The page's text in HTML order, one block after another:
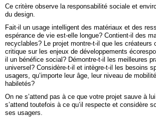
Ce critère observe la responsabilité sociale et
du design.
Fait-il un usage intelligent des matériaux et des
espérance de vie est-elle longue? Contient-il des
recyclables? Le projet montre-t-il que les créateurs
critique sur les enjeux de développements
il un bénéfice social? Démontre-t-il les meilleures
universel? Considère-t-il et intègre-t-il les besoins
usagers, qu’importe leur âge, leur niveau de
habiletés?
On ne s’attend pas à ce que votre projet sauve à
s’attend toutefois à ce qu’il respecte et considère
ses usagers.